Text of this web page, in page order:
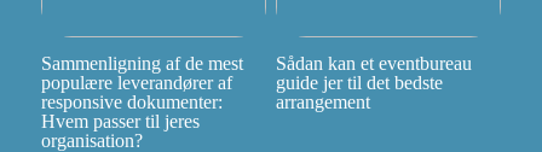
Sammenligning af de mest
populære leverandører af
responsive dokumenter:
Hvem passer til jeres
organisation?
Sådan kan et eventbureau
guide jer til det bedste
arrangement